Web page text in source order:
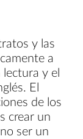
y las
a
y el
El
de los
crear un
ser un